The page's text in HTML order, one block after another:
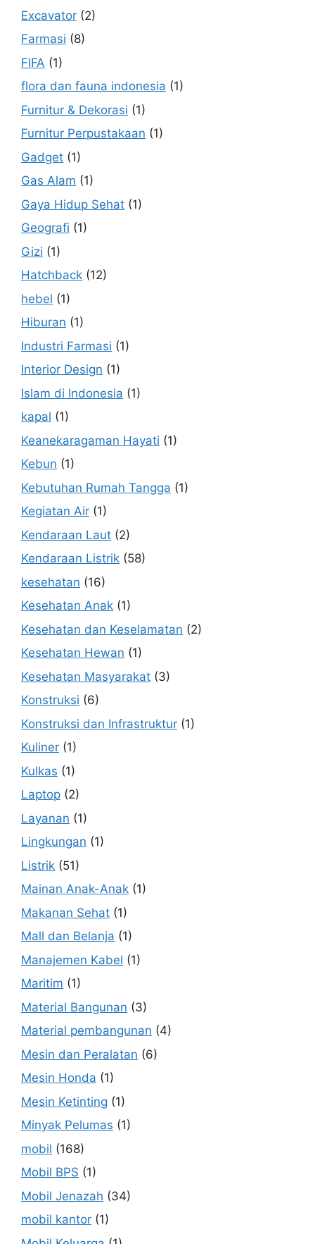
Excavator (2)
Farmasi (8)
FIFA (1)
flora dan fauna indonesia (1)
Furnitur & Dekorasi (1)
Furnitur Perpustakaan (1)
Gadget (1)
Gas Alam (1)
Gaya Hidup Sehat (1)
Geografi (1)
Gizi (1)
Hatchback (12)
hebel (1)
Hiburan (1)
Industri Farmasi (1)
Interior Design (1)
Islam di Indonesia (1)
kapal (1)
Keanekaragaman Hayati (1)
Kebun (1)
Kebutuhan Rumah Tangga (1)
Kegiatan Air (1)
Kendaraan Laut (2)
Kendaraan Listrik (58)
kesehatan (16)
Kesehatan Anak (1)
Kesehatan dan Keselamatan (2)
Kesehatan Hewan (1)
Kesehatan Masyarakat (3)
Konstruksi (6)
Konstruksi dan Infrastruktur (1)
Kuliner (1)
Kulkas (1)
Laptop (2)
Layanan (1)
Lingkungan (1)
Listrik (51)
Mainan Anak-Anak (1)
Makanan Sehat (1)
Mall dan Belanja (1)
Manajemen Kabel (1)
Maritim (1)
Material Bangunan (3)
Material pembangunan (4)
Mesin dan Peralatan (6)
Mesin Honda (1)
Mesin Ketinting (1)
Minyak Pelumas (1)
mobil (168)
Mobil BPS (1)
Mobil Jenazah (34)
mobil kantor (1)